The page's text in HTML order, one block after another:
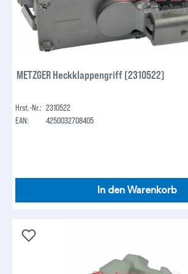
METZGER Heckklappengriff (2310522)
Hrst.-Nr.: 2310522
EAN:
4250032708405
In den Warenkorb